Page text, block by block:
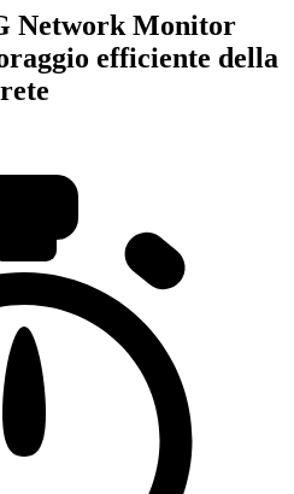
Network Monitor
efficiente della
rete